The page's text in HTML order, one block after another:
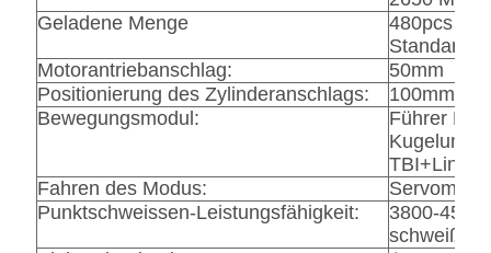
Geladene Menge
480pcs
Standards
Motorantriebanschlag:
50mm
Positionierung des Zylinderanschlags:
100mm
Bewegungsmodul:
Führer
TBI+Linear
Fahren des Modus:
Punktschweissen-Leistungsfähigkeit:
3800-